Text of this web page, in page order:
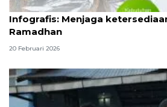
Infografik
Infografis: Menjaga
Ramadhan
20 Februari 2026